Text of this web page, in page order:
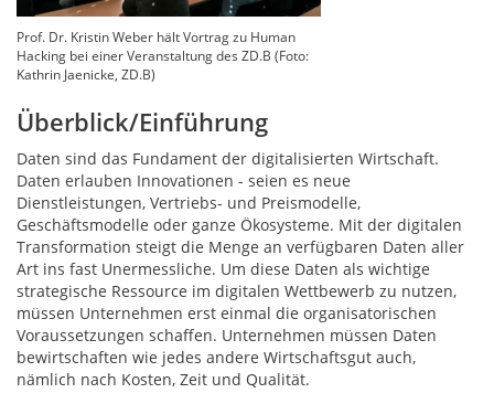
Prof. Dr. Kristin Weber hält Vortrag zu Human
Hacking bei einer Veranstaltung des ZD.B (Foto:
Kathrin Jaenicke, ZD.B)
Überblick/Einführung
Daten sind das Fundament der digitalisierten Wirtschaft.
Daten erlauben Innovationen - seien es neue
Dienstleistungen, Vertriebs- und Preismodelle,
Geschäftsmodelle oder ganze Ökosysteme. Mit der digitalen
Transformation steigt die Menge an verfügbaren Daten aller
Art ins fast Unermessliche. Um diese Daten als wichtige
strategische Ressource im digitalen Wettbewerb zu nutzen,
müssen Unternehmen erst einmal die organisatorischen
Voraussetzungen schaffen. Unternehmen müssen Daten
bewirtschaften wie jedes andere Wirtschaftsgut auch,
nämlich nach Kosten, Zeit und Qualität.